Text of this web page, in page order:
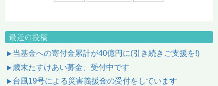
最近の投稿
当基金への寄付金累計が40億円に(引き続きご支援を!)
歳末たすけあい募金、受付中です
台風19号による災害義援金の受付をしています